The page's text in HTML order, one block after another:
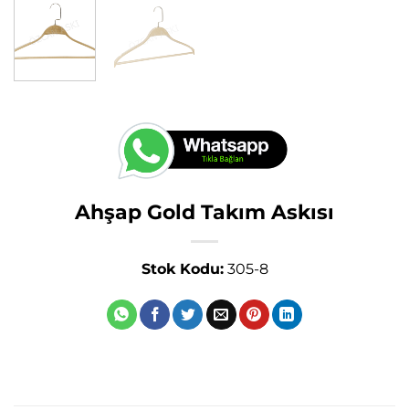
Ahşap Gold Takım Askısı
Stok Kodu:305-8